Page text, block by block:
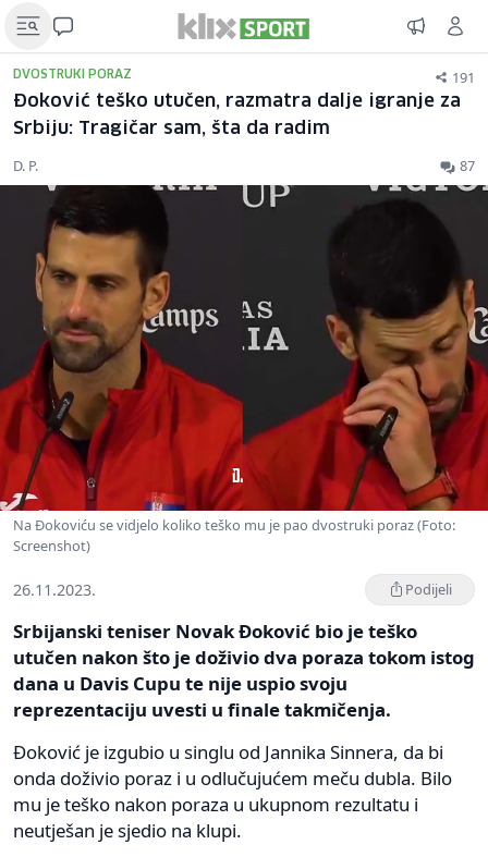
DVOSTRUKI PORAZ 191
Đoković teško utučen, razmatra dalje igranje za
Srbiju: Tragičar sam, šta da radim
D. P. 87
Na Đokoviću se vidjelo koliko teško mu je pao dvostruki poraz (Foto:
Screenshot)
26.11.2023. Podijeli
Srbijanski teniser Novak Đoković bio je teško
utučen nakon što je doživio dva poraza tokom istog
dana u Davis Cupu te nije uspio svoju
reprezentaciju uvesti u finale takmičenja.
Đoković je izgubio u singlu od Jannika Sinnera, da bi
onda doživio poraz i u odlučujućem meču dubla. Bilo
mu je teško nakon poraza u ukupnom rezultatu i
neutješan je sjedio na klupi.